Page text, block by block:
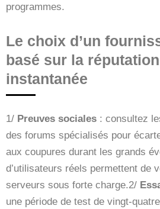
programmes.
Le choix d’un
basé sur la
instantanée
1/ Preuves sociales : consultez
des forums spécialisés pour
aux coupures durant les grands
d’utilisateurs réels permettent de
serveurs sous forte charge.2/
une période de test de vingt-